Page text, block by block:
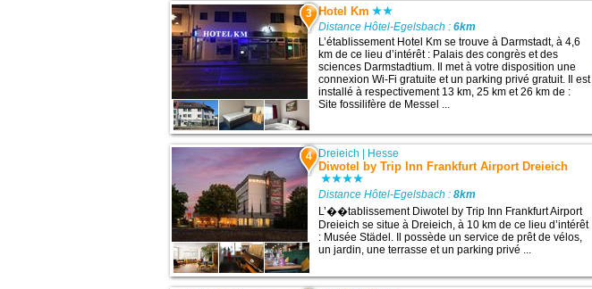
3 Hotel Km
Distance Hôtel-Egelsbach :6km
L’établissement Hotel Km se trouve à Darmstadt, à 4,6
km de ce lieu d’intérêt : Palais des congrès et des
sciences Darmstadtium. Il met à votre disposition une
connexion Wi-Fi gratuite et un parking privé gratuit. Il est
installé à respectivement 13 km, 25 km et 26 km de :
Site fossilifère de Messel ...
4 Dreieich Hesse
Diwotel by Trip Inn Frankfurt Airport Dreieich
Distance Hôtel-Egelsbach :8km
L’��tablissement Diwotel by Trip Inn Frankfurt Airport
Dreieich se situe à Dreieich, à 10 km de ce lieu d’intérêt
: Musée Städel. Il possède un service de prêt de vélos,
un jardin, une terrasse et un parking privé ...